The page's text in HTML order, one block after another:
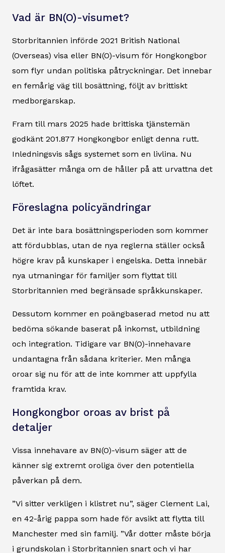
Vad är BN(O)-visumet?
Storbritannien införde 2021 British National
(Overseas) visa eller BN(O)-visum för Hongkongbor
som flyr undan politiska påtryckningar. Det innebar
en femårig väg till bosättning, följt av brittiskt
medborgarskap.
Fram till mars 2025 hade brittiska tjänstemän
godkänt 201.877 Hongkongbor enligt denna rutt.
Inledningsvis sågs systemet som en livlina. Nu
ifrågasätter många om de håller på att urvattna det
löftet.
Föreslagna policyändringar
Det är inte bara bosättningsperioden som kommer
att fördubblas, utan de nya reglerna ställer också
högre krav på kunskaper i engelska. Detta innebär
nya utmaningar för familjer som flyttat till
Storbritannien med begränsade språkkunskaper.
Dessutom kommer en poängbaserad metod nu att
bedöma sökande baserat på inkomst, utbildning
och integration. Tidigare var BN(O)-innehavare
undantagna från sådana kriterier. Men många
oroar sig nu för att de inte kommer att uppfylla
framtida krav.
Hongkongbor oroas av brist på
detaljer
Vissa innehavare av BN(O)-visum säger att de
känner sig extremt oroliga över den potentiella
påverkan på dem.
”Vi sitter verkligen i klistret nu”, säger Clement Lai,
en 42-årig pappa som hade för avsikt att flytta till
Manchester med sin familj. ”Vår dotter måste börja
i grundskolan i Storbritannien snart och vi har